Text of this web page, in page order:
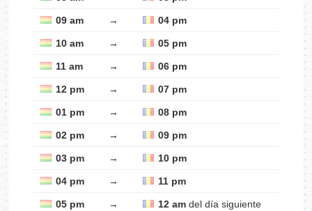
09 am → 04 pm
10 am → 05 pm
11 am → 06 pm
12 pm → 07 pm
01 pm → 08 pm
02 pm → 09 pm
03 pm → 10 pm
04 pm → 11 pm
05 pm → 12 am del día siguiente